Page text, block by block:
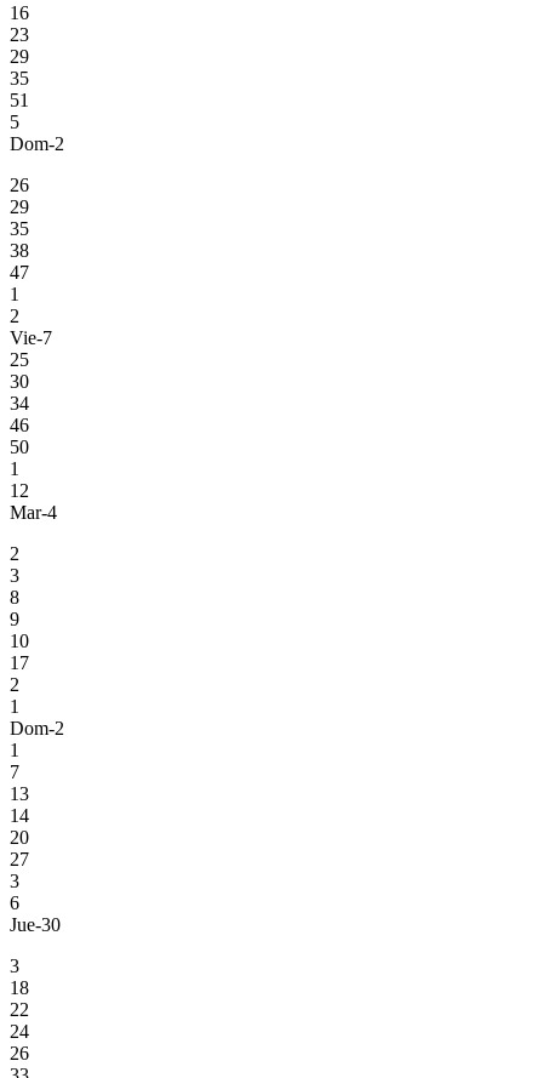
16
23
29
35
51
5
Dom-2
26
29
35
38
47
1
2
Vie-7
25
30
34
46
50
1
12
Mar-4
2
3
8
9
10
17
2
1
Dom-2
1
7
13
14
20
27
3
6
Jue-30
3
18
22
24
26